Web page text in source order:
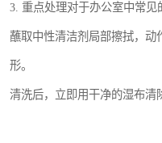
3. 重点处理对于办公室中常
蘸取中性清洁剂局部擦拭，
形。
清洗后，立即用干净的湿布清